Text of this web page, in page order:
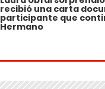
recibió una carta
participante que
Hermano